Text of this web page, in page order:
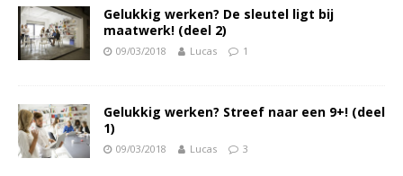
Gelukkig werken? De sleutel ligt bij
maatwerk! (deel 2)
09/03/2018 Lucas 1
Gelukkig werken? Streef naar een 9+! (deel
1)
09/03/2018 Lucas 3